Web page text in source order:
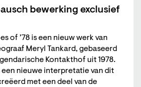
bewerking exclusief
of ’78 is een nieuw werk van
Meryl Tankard, gebaseerd
Kontakthof uit 1978.
een nieuwe interpretatie van dit
met een deel van de